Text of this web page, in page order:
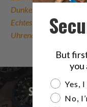
Dunkelgraues
Echtes Nubukleder
Uhrenarmband
Seien Sie
But
you
Are you
Yes,
No,